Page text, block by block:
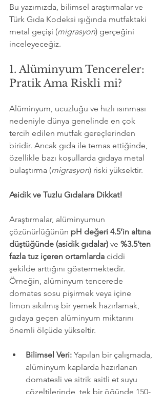
Bu yazımızda, bilimsel araştırmalar ve
Türk Gıda Kodeksi ışığında mutfaktaki
metal geçişi (migrasyon) gerçeğini
inceleyeceğiz.
1. Alüminyum Tencereler:
Pratik Ama Riskli mi?
Alüminyum, ucuzluğu ve hızlı ısınması
nedeniyle dünya genelinde en çok
tercih edilen mutfak gereçlerinden
biridir. Ancak gıda ile temas ettiğinde,
özellikle bazı koşullarda gıdaya metal
bulaştırma (migrasyon) riski yüksektir.
Asidik ve Tuzlu Gıdalara Dikkat!
Araştırmalar, alüminyumun
çözünürlüğünün pH değeri 4.5’in altına
düştüğünde (asidik gıdalar) ve %3.5’ten
fazla tuz içeren ortamlarda ciddi
şekilde arttığını göstermektedir.
Örneğin, alüminyum tencerede
domates sosu pişirmek veya içine
limon sıkılmış bir yemek hazırlamak,
gıdaya geçen alüminyum miktarını
önemli ölçüde yükseltir.
Bilimsel Veri: Yapılan bir çalışmada,
alüminyum kaplarda hazırlanan
domatesli ve sitrik asitli et suyu
çözeltilerinde, tek bir öğünde 150-